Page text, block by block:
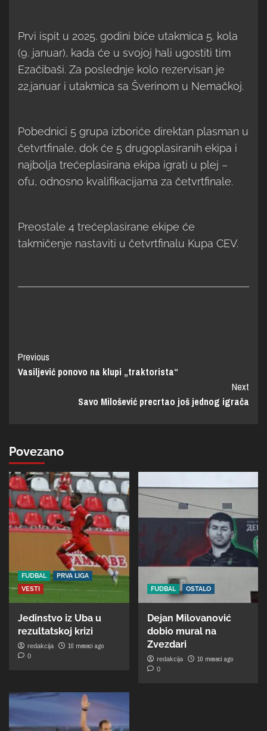
Prvi ispit u 2025. godini biće utakmica 5. kola
(9. januar), kada će u svojoj hali ugostiti tim
Ezačibaši. Za poslednje kolo rezervisan je
22.januar i utakmica sa Šverinom u Nemačkoj.
Pobednici 5 grupa izboriće direktan plasman u
četvrtfinale, dok će 5 drugoplasiranih ekipa i
najbolja trećeplasirana ekipa igrati u plej –
ofu, odnosno kvalifikacijama za četvrtfinale.
Preostale 4 trećeplasirane ekipe će
takmičenje nastaviti u četvrtfinalu Kupa CEV.
Previous
Vasiljević ponovo na klupi „traktorista“
Next
Savo Milošević precrtao još jednog igrača
Povezano
FUDBAL
PRVA LIGA
VESTI
Jedinstvo iz Uba u
rezultatskoj krizi
redakcija 10 meseci ago
0
FUDBAL OSTALO
Dejan Milovanović
dobio mural na
Zvezdari
redakcija 10 meseci ago
0